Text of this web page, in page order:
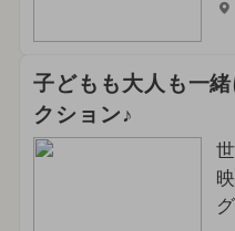
2026年10月のイベ
夏休み（日帰り）
2024年10月のイベン
子どもも大人も一
クション♪